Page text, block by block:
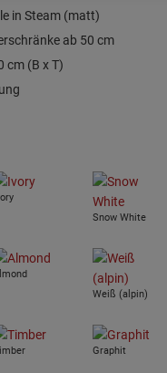
in Steam (matt)
ab 50 cm
cm (B x T)
Snow White
Weiß (alpin)
Graphit